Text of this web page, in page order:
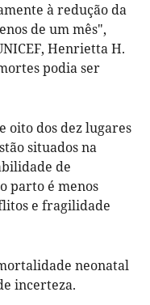
à redução da
de um mês",
Henrietta H.
podia ser
oito dos dez lugares
situados na
de
parto é menos
e fragilidade
neonatal
incerteza.